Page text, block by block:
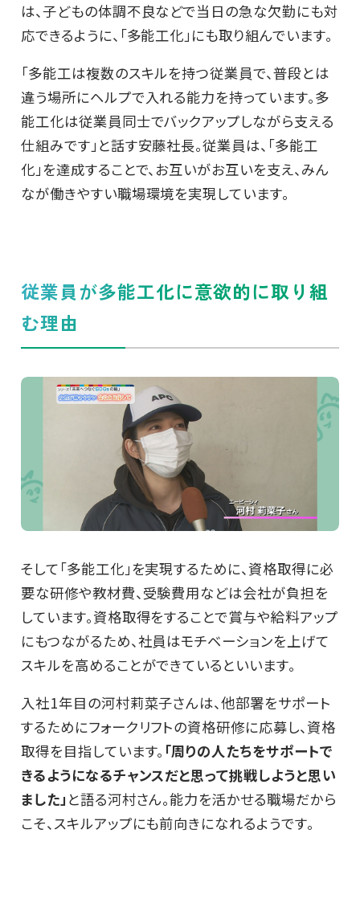
は、子どもの体調不良などで当日の急な欠勤にも対
応できるように、「多能工化」にも取り組んでいます。
「多能工は複数のスキルを持つ従業員で、普段とは
違う場所にヘルプで入れる能力を持っています。多
能工化は従業員同士でバックアップしながら支える
仕組みです」と話す安藤社長。従業員は、「多能工
化」を達成することで、お互いがお互いを支え、みん
なが働きやすい職場環境を実現しています。
従業員が多能工化に意欲的に取り組
む理由
そして「多能工化」を実現するために、資格取得に必
要な研修や教材費、受験費用などは会社が負担を
しています。資格取得をすることで賞与や給料アップ
にもつながるため、社員はモチベーションを上げて
スキルを高めることができているといいます。
入社1年目の河村莉菜子さんは、他部署をサポート
するためにフォークリフトの資格研修に応募し、資格
取得を目指しています。 「周りの人たちをサポートで
きるようになるチャンスだと思って挑戦しようと思い
ました」 と語る河村さん。能力を活かせる職場だから
こそ、スキルアップにも前向きになれるようです。